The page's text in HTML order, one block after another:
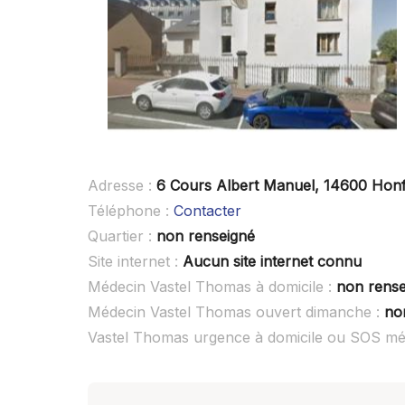
Adresse : 6 Cours Albert Manuel, 14600
Téléphone : Contacter
Quartier : non renseigné
Site internet : Aucun site internet connu
Médecin Vastel Thomas à domicile : non
Médecin Vastel Thomas ouvert dimanche :
Vastel Thomas urgence à domicile ou SOS